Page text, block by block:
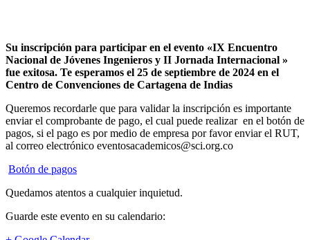
Su inscripción para participar en el evento «IX Encuentro
Nacional de Jóvenes Ingenieros y II Jornada Internacional »
fue exitosa. Te esperamos el 25 de septiembre de 2024 en el
Centro de Convenciones de Cartagena de Indias
Queremos recordarle que para validar la inscripción es importante
enviar el comprobante de pago, el cual puede realizar en el botón de
pagos, si el pago es por medio de empresa por favor enviar el RUT,
al correo electrónico eventosacademicos@sci.org.co
Botón de pagos
Quedamos atentos a cualquier inquietud.
Guarde este evento en su calendario: